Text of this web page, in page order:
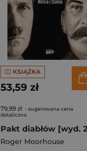
KSIĄŻKA
53,59 zł
79,99 zł - sugerowana cena
detaliczna
Roger Moorhouse